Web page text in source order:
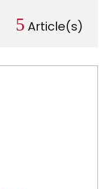
5 Article(s)